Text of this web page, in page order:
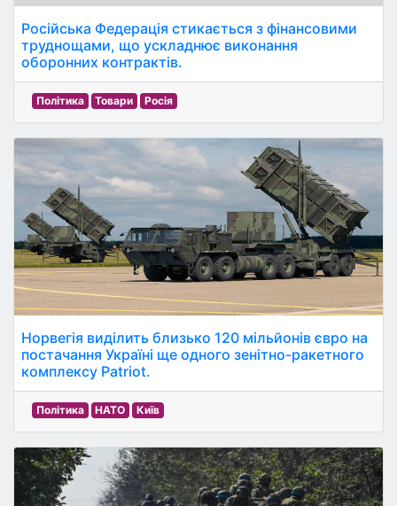
Російська Федерація стикається з фінансовими
труднощами, що ускладнює виконання
оборонних контрактів.
Політика Товари Росія
Норвегія виділить близько 120 мільйонів євро на
постачання Україні ще одного зенітно-ракетного
комплексу Patriot.
Політика НАТО Київ